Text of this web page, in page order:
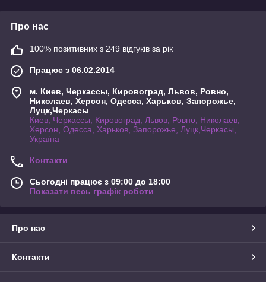
Про нас
100% позитивних з 249 відгуків за рік
Працює з 06.02.2014
м. Киев, Черкассы, Кировоград, Львов, Ровно,
Николаев, Херсон, Одесса, Харьков, Запорожье,
Луцк,Черкасы
Киев, Черкассы, Кировоград, Львов, Ровно, Николаев,
Херсон, Одесса, Харьков, Запорожье, Луцк,Черкасы,
Україна
Контакти
Сьогодні працює з 09:00 до 18:00
Показати весь графік роботи
Про нас
Контакти